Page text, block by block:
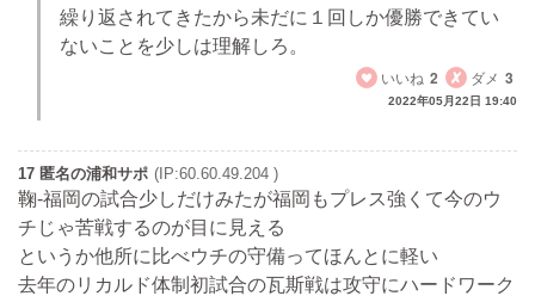
繰り返されてきたから未だに１回しか優勝できてい
ないことを少しは理解しろ。
いいね 2 ダメ 3
2022年05月22日 19:40
17 匿名の浦和サポ (IP:60.60.49.204 )
鞠-福岡の試合少しだけみたが福岡もプレス強くて今のウ
チじゃ苦戦するのが目に見える
というか他所に比べウチの守備ってほんとに軽い
去年のリカルド体制初試合の瓦斯戦は攻守にハードワーク